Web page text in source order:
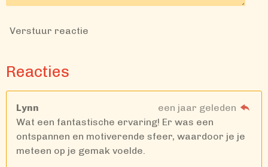
Verstuur reactie
Reacties
Lynn
een jaar geleden
Wat een fantastische ervaring! Er was een
ontspannen en motiverende sfeer, waardoor je je
meteen op je gemak voelde.